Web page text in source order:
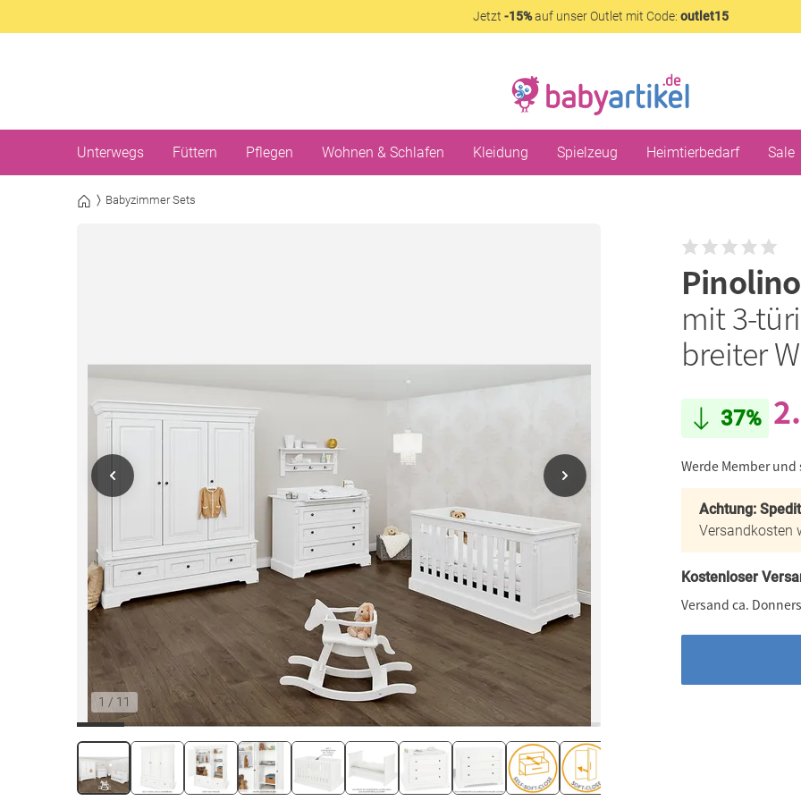
Jetzt -15%auf unser Outlet mit Code: outlet15
Unterwegs Füttern Pflegen Wohnen & Schlafen Kleidung Spielzeug Heimtierbedarf Sale
Babyzimmer Sets
1 / 11
mit 3-
breiter
37%
Werde Member
Achtung:
Versandkosten
Kostenloser
Versand ca.